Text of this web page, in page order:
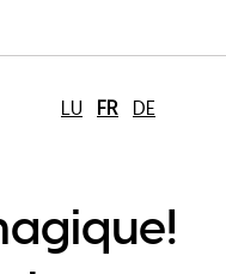
LU FR DE